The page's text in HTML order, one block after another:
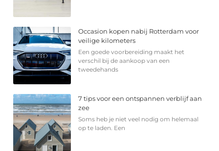
Occasion kopen nabij Rotterdam voor
veilige kilometers
Een goede voorbereiding maakt het
verschil bij de aankoop van een
tweedehands
7 tips voor een ontspannen verblijf aan
zee
Soms heb je niet veel nodig om helemaal
op te laden. Een